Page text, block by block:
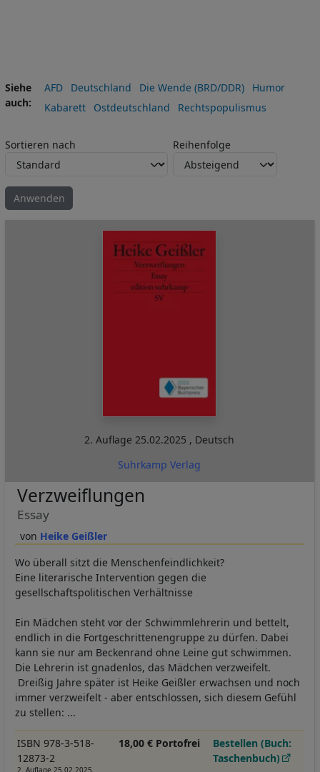
Siehe
auch
AFD Deutschland Die Wende (BRD/DDR)
Humor
Kabarett
Ostdeutschland Rechtspopulismus
Sortieren nach Reihenfolge
2. Auflage25.02.2025 , Deutsch
Suhrkamp Verlag
Heike Geißler
Verzweiflungen
Essay
Wo überall sitzt die Menschenfeindlichkeit?
Eine literarische Intervention gegen die
gesellschaftspolitischen Verhältnisse
Ein Mädchen steht vor der Schwimmlehrerin und bettelt,
endlich in die Fortgeschrittenengruppe zu dürfen. Dabei
kann sie nur am Beckenrand ohne Leine gut schwimmen.
Die Lehrerin ist gnadenlos, das Mädchen verzweifelt.
Dreißig Jahre später ist Heike Geißler erwachsen und noch
immer verzweifelt - aber entschlossen, sich diesem Gefühl
zu stellen: ...
ISBN 978-3-518-
12873-2
18,00 € Portofrei
Bestellen (Buch:
Taschenbuch)